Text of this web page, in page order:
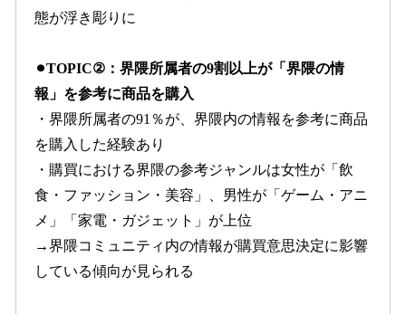
態が浮き彫りに
⚫︎TOPIC②：界隈所属者の9割以上が「界隈の情
報」を参考に商品を購入
・界隈所属者の91％が、界隈内の情報を参考に商品
を購入した経験あり
・購買における界隈の参考ジャンルは女性が「飲
食・ファッション・美容」、男性が「ゲーム・アニ
メ」「家電・ガジェット」が上位
→界隈コミュニティ内の情報が購買意思決定に影響
している傾向が見られる